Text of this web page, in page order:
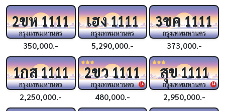
2ขห1111
กรุงเทพมหานคร
350,000.-
เฮง1111
กรุงเทพมหานคร
5,290,000.-
3ขค1111
กรุงเทพมหานคร
373,000.-
1กส1111
กรุงเทพมหานคร
2,250,000.-
14
2ขว1111
กรุงเทพมหานคร
480,000.-
14
สุข1111
กรุงเทพมหานคร
2,950,000.-